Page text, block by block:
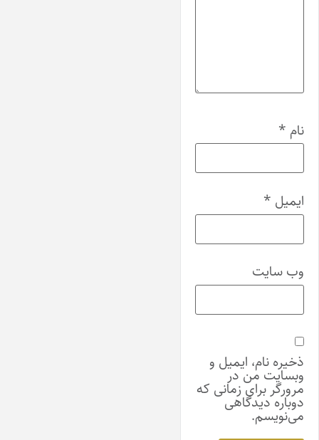
نام *
ایمیل *
وب‌ سایت
ذخیره نام، ایمیل و
وبسایت من در
مرورگر برای زمانی که
دوباره دیدگاهی
می‌نویسم.